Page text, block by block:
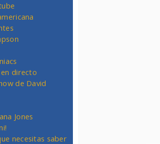
directo
de David
Jones
necesitas saber